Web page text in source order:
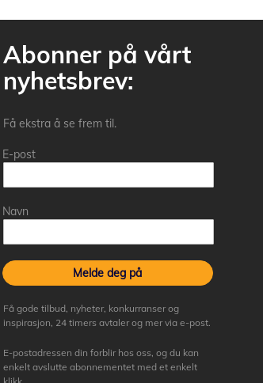
Abonner på vårt
nyhetsbrev:
Få ekstra å se frem til.
E-post
Navn
Melde deg på
Få gode tilbud, nyheter, konkurranser og
inspirasjon, 24 timers avtaler og mer via e-post.
E-postadressen din forblir hos oss, og du kan
enkelt avslutte abonnementet med et enkelt